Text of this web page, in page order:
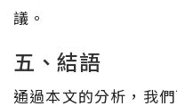
議。
五、結語
通過本文的分析，我